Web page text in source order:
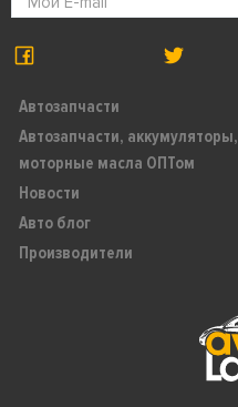
Автозапчасти
Автозапчасти, аккумуляторы,
моторные масла ОПТом
Новости
Авто блог
Производители